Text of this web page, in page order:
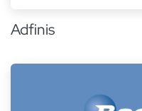
Adfinis